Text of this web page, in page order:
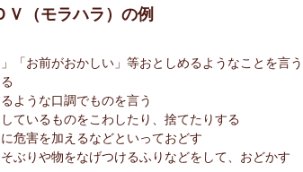
Ｖ（モラハラ）の例
「お前がおかしい」等おとしめるようなことを言う
ような口調でものを言う
ているものをこわしたり、捨てたりする
危害を加えるなどといっておどす
ぶりや物をなげつけるふりなどをして、おどかす